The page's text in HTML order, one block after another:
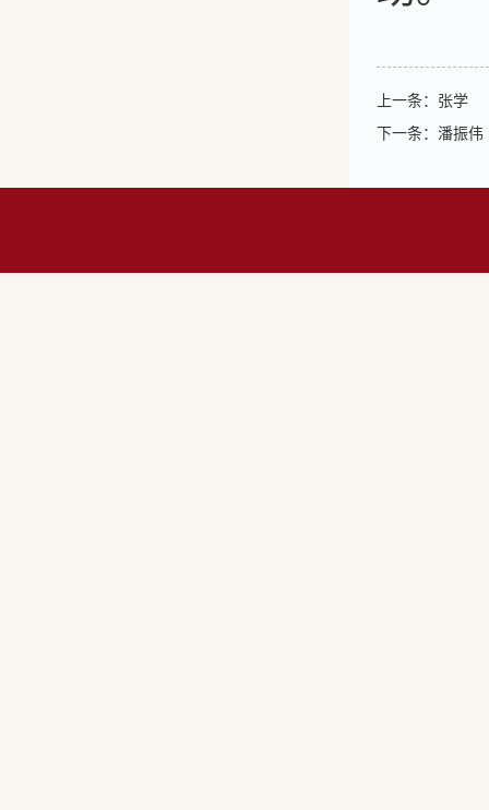
上一条： 张学
下一条： 潘振伟